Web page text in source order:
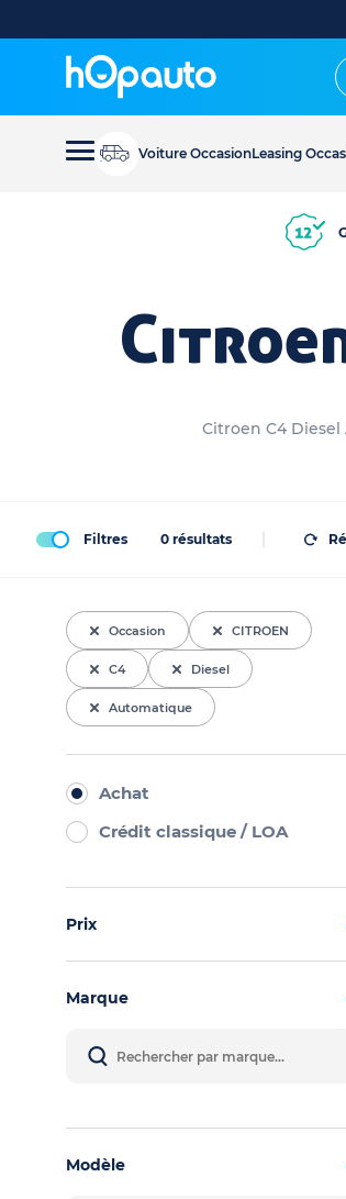
Voiture OccasionLeasing
Citroen C4 Diesel
Filtres 0 résultats
Occasion CITROEN
C4 Diesel
Automatique
Achat
Crédit classique / LOA
Prix
Marque
Modèle